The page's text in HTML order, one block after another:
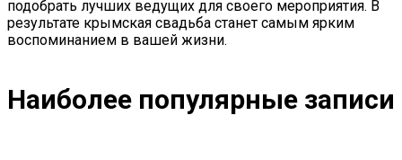
подобрать лучших ведущих для своего мероприятия. В
результате крымская свадьба станет самым ярким
воспоминанием в вашей жизни.
Наиболее популярные записи